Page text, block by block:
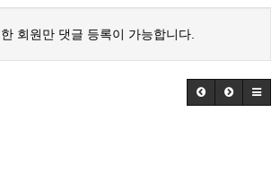
회원만 댓글 등록이 가능합니다.